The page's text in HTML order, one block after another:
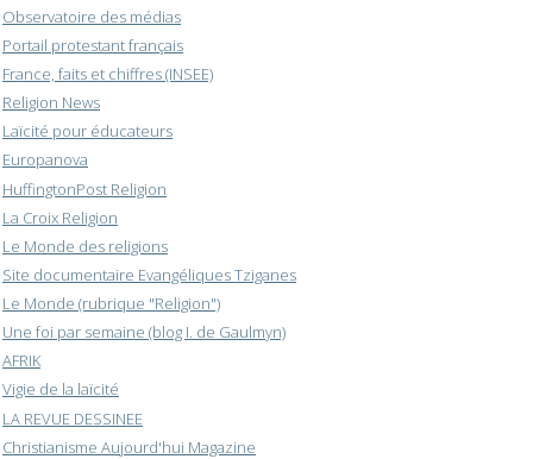
Observatoire des médias
Portail protestant français
France, faits et chiffres (INSEE)
Religion News
Laïcité pour éducateurs
Europanova
HuffingtonPost Religion
La Croix Religion
Le Monde des religions
Site documentaire Evangéliques Tziganes
Le Monde (rubrique "Religion")
Une foi par semaine (blog I. de Gaulmyn)
AFRIK
Vigie de la laïcité
LA REVUE DESSINEE
Christianisme Aujourd'hui Magazine